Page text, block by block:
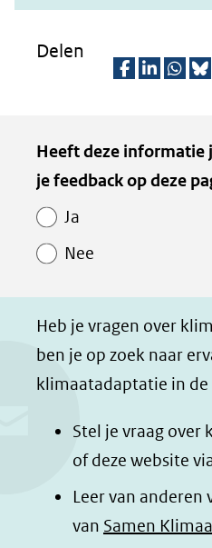
(verwijst
website)
Delen
l
e
a
b
o
o
(opent
in
l
e
i
d
I
(opent
in
l
e
h
t
a
p
in
z
e
n
d
l
e
o
p
Kopie
van
Heeft deze informatie
je feedback op deze
Ja
Nee
Heb je vragen over
ben je op zoek naar
klimaatadaptatie in
Stel je vraag
of deze website
Leer van anderen
van Samen